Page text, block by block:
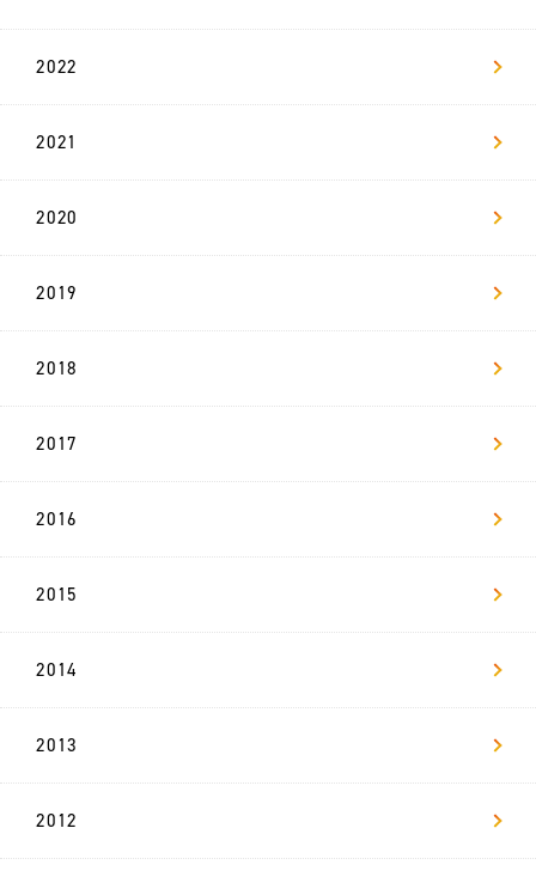
新
卒
用
リ
ァ
マ
お問い合わせ
2022
2021
2020
2019
2018
2017
2016
2015
2014
2013
2012